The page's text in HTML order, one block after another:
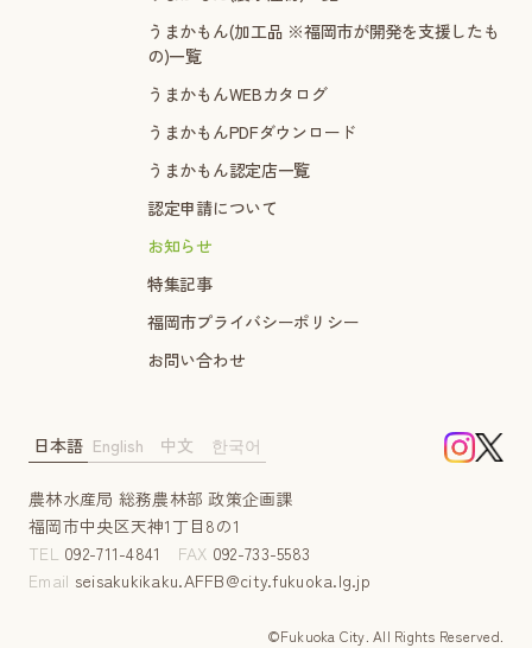
うまかもん(加工品 ※福岡市が開発を支援したも
の)一覧
うまかもんWEBカタログ
うまかもんPDFダウンロード
うまかもん認定店一覧
認定申請について
お知らせ
特集記事
福岡市プライバシーポリシー
お問い合わせ
農林水産局 総務農林部 政策企画課
福岡市中央区天神1丁目8の1
TEL 092-711-4841 FAX 092-733-5583
Email seisakukikaku.AFFB@city.fukuoka.lg.jp
©Fukuoka City. AII Rights Reserved.
日本語 English 中文 한국어